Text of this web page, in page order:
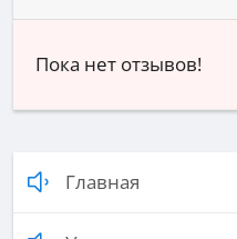
Пока нет отзывов!
Главная